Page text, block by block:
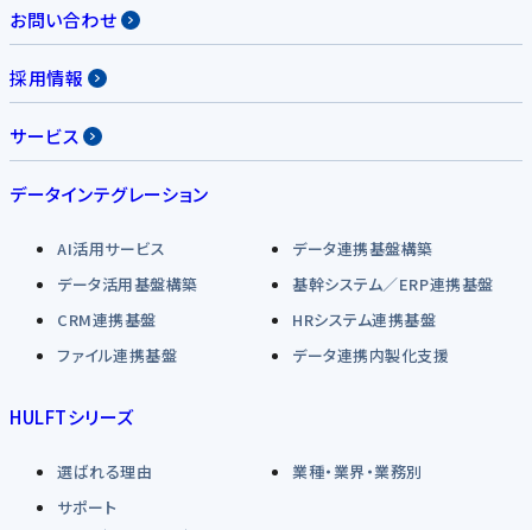
お問い合わせ
採用情報
サービス
データインテグレーション
AI活用サービス
データ連携基盤構築
データ活用基盤構築
基幹システム／ERP連携基盤
CRM連携基盤
HRシステム連携基盤
ファイル連携基盤
データ連携内製化支援
HULFTシリーズ
選ばれる理由
業種・業界・業務別
サポート